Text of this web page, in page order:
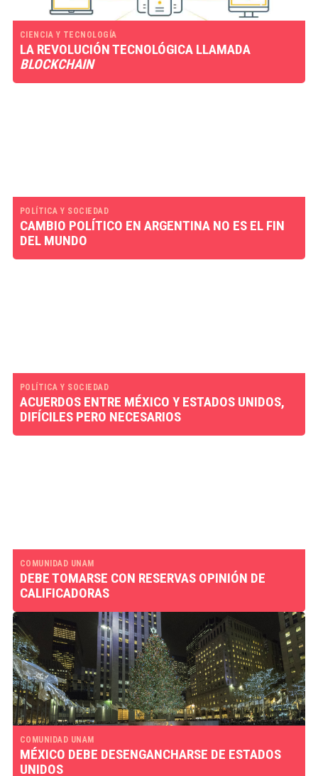
CIENCIA Y TECNOLOGÍA
LA REVOLUCIÓN TECNOLÓGICA LLAMADA
BLOCKCHAIN
POLÍTICA Y SOCIEDAD
CAMBIO POLÍTICO EN ARGENTINA NO ES EL FIN
DEL MUNDO
POLÍTICA Y SOCIEDAD
ACUERDOS ENTRE MÉXICO Y ESTADOS UNIDOS,
DIFÍCILES PERO NECESARIOS
COMUNIDAD UNAM
DEBE TOMARSE CON RESERVAS OPINIÓN DE
CALIFICADORAS
COMUNIDAD UNAM
MÉXICO DEBE DESENGANCHARSE DE ESTADOS
UNIDOS